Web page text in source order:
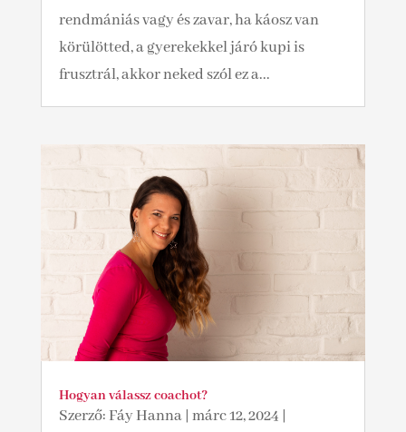
rendmániás vagy és zavar, ha káosz van
körülötted, a gyerekekkel járó kupi is
frusztrál, akkor neked szól ez a...
Hogyan válassz coachot?
Szerző:Fáy Hanna| márc 12, 2024 |